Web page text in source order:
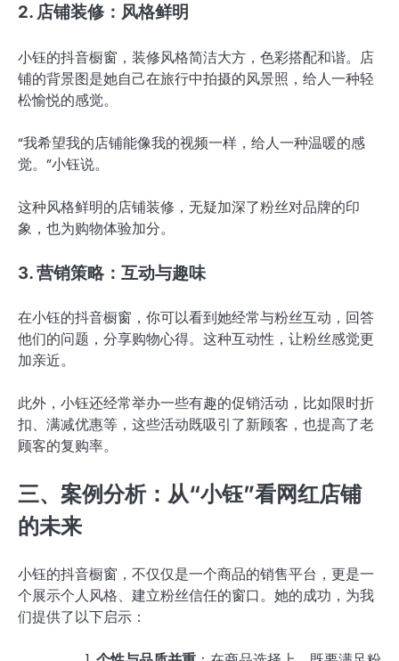
2. 店铺装修：风格鲜明
小钰的抖音橱窗，装修风格简洁大方，色彩搭配和谐。店
铺的背景图是她自己在旅行中拍摄的风景照，给人一种轻
松愉悦的感觉。
“我希望我的店铺能像我的视频一样，给人一种温暖的感
觉。”小钰说。
这种风格鲜明的店铺装修，无疑加深了粉丝对品牌的印
象，也为购物体验加分。
3. 营销策略：互动与趣味
在小钰的抖音橱窗，你可以看到她经常与粉丝互动，回答
他们的问题，分享购物心得。这种互动性，让粉丝感觉更
加亲近。
此外，小钰还经常举办一些有趣的促销活动，比如限时折
扣、满减优惠等，这些活动既吸引了新顾客，也提高了老
顾客的复购率。
三、案例分析：从“小钰”看网红店铺
的未来
小钰的抖音橱窗，不仅仅是一个商品的销售平台，更是一
个展示个人风格、建立粉丝信任的窗口。她的成功，为我
们提供了以下启示：